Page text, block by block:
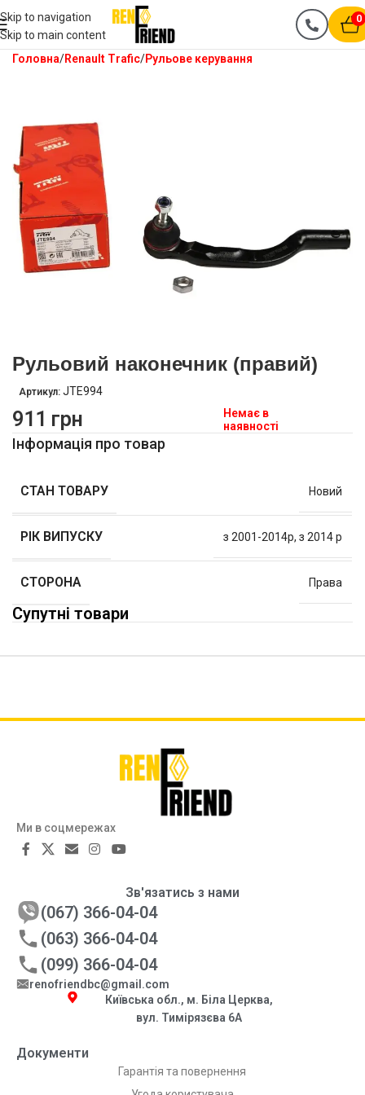
Skip to navigation
Skip to main content
0
Головна Renault Trafic Рульове керування
Рульовий наконечник (правий)
Артикул: JTE994
911 грн
Немає в
наявності
Інформація про товар
СТАН ТОВАРУ Новий
РІК ВИПУСКУ з 2001-2014р, з 2014 р
СТОРОНА Права
Супутні товари
Ми в соцмережах
Документи
Гарантія та повернення
Зв'язатись з нами
(067) 366-04-04
(063) 366-04-04
(099) 366-04-04
renofriendbc@gmail.com
Київська обл., м. Біла Церква,
вул. Тимірязєва 6А